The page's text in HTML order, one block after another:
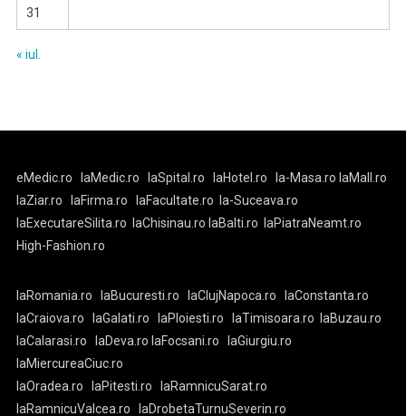
31
« iul.
eMedic.ro laMedic.ro laSpital.ro laHotel.ro la-Masa.ro laMall.ro
laZiar.ro
laFirma.ro laFacultate.ro
la-Suceava.ro
laExecutareSilita.ro
laChisinau.ro laBalti.ro
laPiatraNeamt.ro
High-Fashion.ro
laRomania.ro laBucuresti.ro laClujNapoca.ro
laConstanta.ro
laCraiova.ro
laGalati.ro laPloiesti.ro laTimisoara.ro
laBuzau.ro
laCalarasi.ro
laDeva.ro laFocsani.ro
laGiurgiu.ro
laMiercureaCiuc.ro
laOradea.ro
laPitesti.ro
laRamnicuSarat.ro
laRamnicuValcea.ro
laDrobetaTurnuSeverin.ro